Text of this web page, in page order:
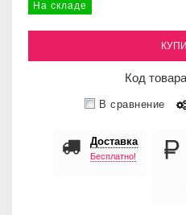
На складе
Код
В сравнение
Доставка
Бесплатно!